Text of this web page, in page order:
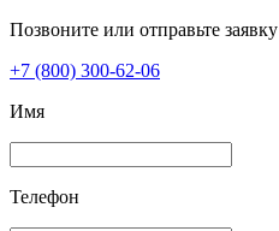
Позвоните или отправьте заявку
+7 (800) 300-62-06
Имя
Телефон